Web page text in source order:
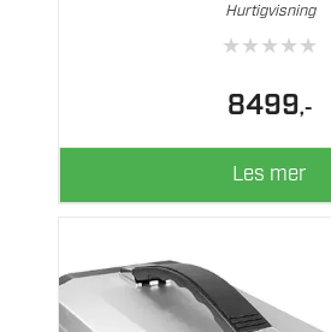
Hurtigvisning
★★★★★
8499,-
Les mer